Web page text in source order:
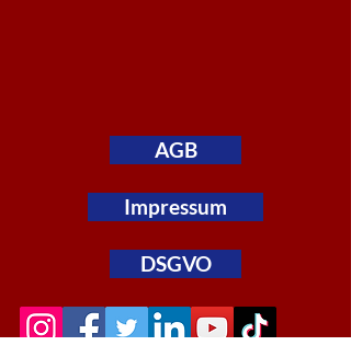
AGB
Impressum
DSGVO